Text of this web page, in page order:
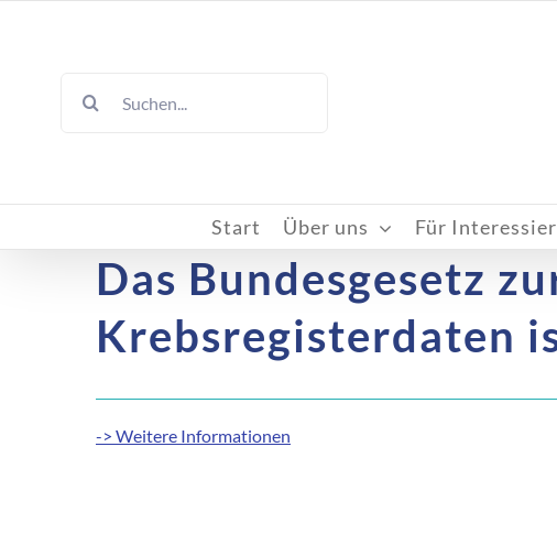
nach:
Start Über uns Für
Das Bundesgesetz
Krebsregisterdaten
-> Weitere Informationen